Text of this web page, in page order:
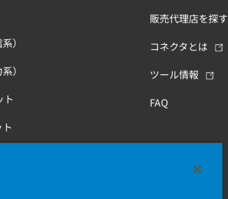
）
）
ト
販売代理店を探す
コネクタとは
ツール情報
FAQ